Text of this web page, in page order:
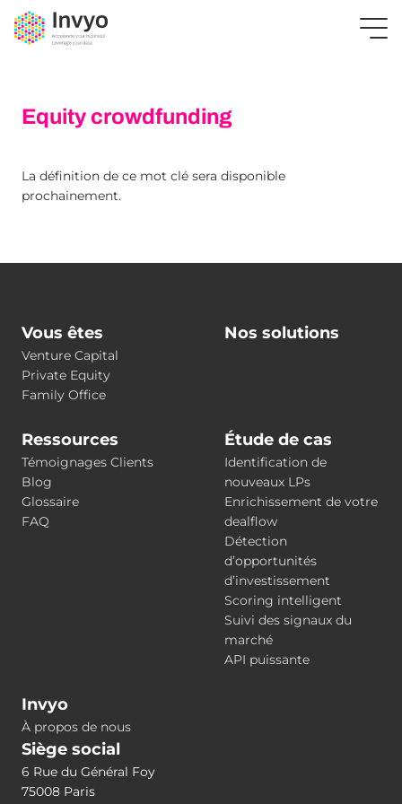
Equity crowdfunding
La définition de ce mot clé sera disponible
prochainement.
Vous êtes
Venture Capital
Private Equity
Family Office
Nos solutions
Ressources
Témoignages Clients
Blog
Glossaire
FAQ
Étude de cas
Identification de
nouveaux LPs
Enrichissement de votre
dealflow
Détection
d’opportunités
d’investissement
Scoring intelligent
Suivi des signaux du
marché
API puissante
Invyo
À propos de nous
Siège social
6 Rue du Général Foy
75008 Paris